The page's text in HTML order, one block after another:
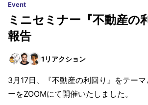
Event
ミニセミナー『不動産の
報告
1 リアクション
3月17日、『不動産の利回り』をテー
ーをZOOMにて開催いたしました。